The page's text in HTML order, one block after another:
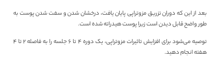
بعد از این که دوران تزریق مزوتراپی پایان یافت، درخشان شدن و سفت شدن پوست به
طور واضح قابل دیدن است زیرا پوست هیدراته شده است.
توصیه می‌شود برای افزایش تاثیرات مزوتراپی، یک دوره 4 تا 6 جلسه را به فاصله 2 تا 4
هفته انجام دهید.